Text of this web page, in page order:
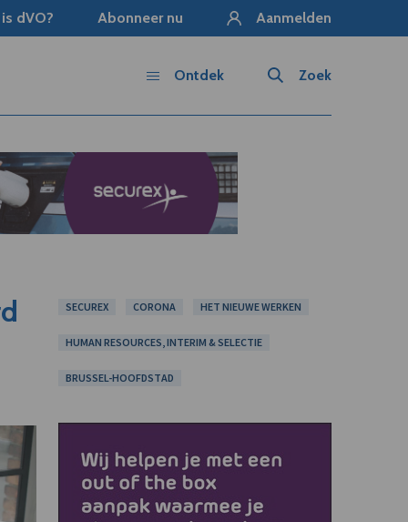
dVO? Abonneer nu Aanmelden
Zoek
Ontdek
SECUREX CORONA HET NIEUWE WERKEN
HUMAN RESOURCES, INTERIM & SELECTIE
BRUSSEL-HOOFDSTAD